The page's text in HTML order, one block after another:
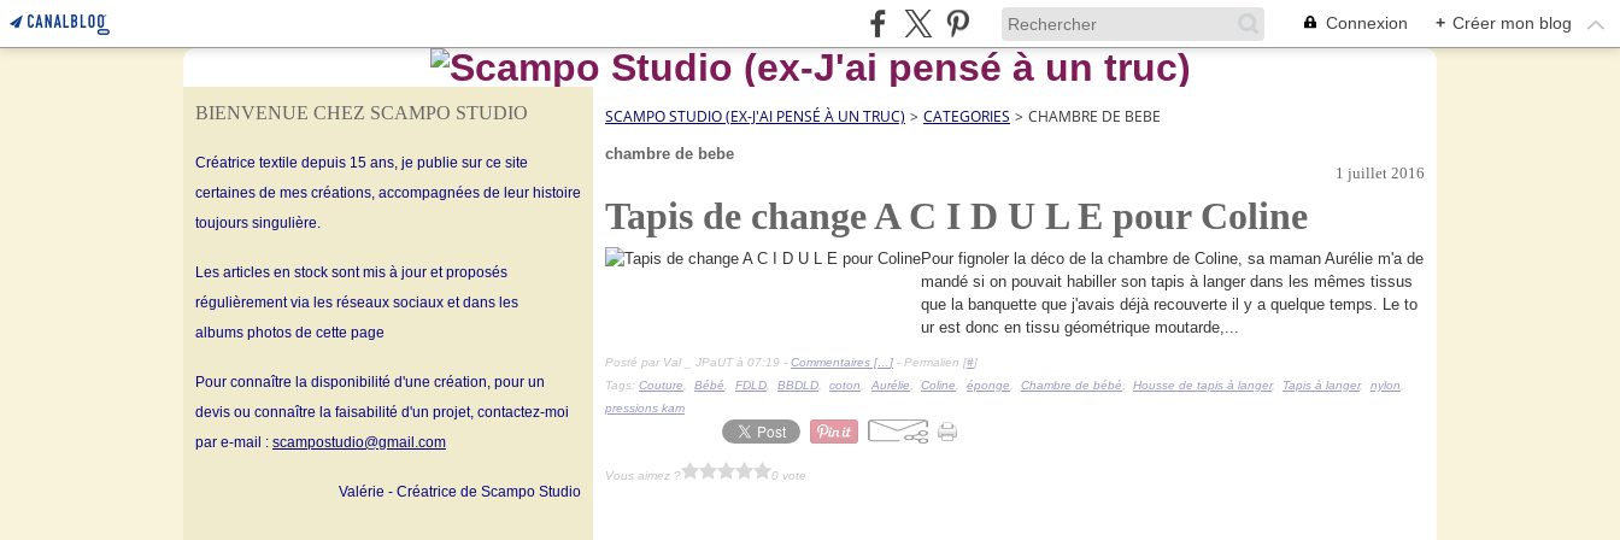
Connexion + Créer mon blog
BIENVENUE CHEZ SCAMPO STUDIO
Créatrice textile depuis 15 ans, je publie sur ce site
certaines de mes créations, accompagnées de leur histoire
toujours singulière.
Les articles en stock sont mis à jour et proposés
régulièrement via les réseaux sociaux et dans les
albums photos de cette page
Pour connaître la disponibilité d'une création, pour un
devis ou connaître la faisabilité d'un projet, contactez-moi
par e-mail : scampostudio@gmail.com
Valérie - Créatrice de Scampo Studio
SCAMPO STUDIO (EX-J'AI PENSÉ À UN TRUC) > CATEGORIES > CHAMBRE DE BEBE
chambre de bebe
1 juillet 2016
Tapis de change A C I D U L E pour Coline
Pour fignoler la déco de la chambre de Coline, sa maman Aurélie m'a de
mandé si on pouvait habiller son tapis à langer dans les mêmes tissus
que la banquette que j'avais déjà recouverte il y a quelque temps. Le to
ur est donc en tissu géométrique moutarde,...
Posté par Val _ JPaUT à 07:19 - Commentaires [… ] - Permalien [#]
Tags: Couture Bébé FDLD BBDLD coton Aurélie Coline éponge Chambre de bébé Housse de tapis à langer, Tapis à langer, nylon
pressions kam
Vous aimez ? 0 vote